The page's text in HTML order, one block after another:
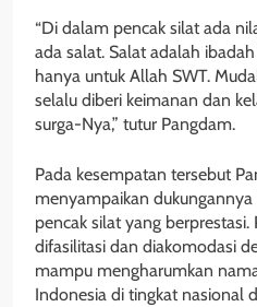
“Di dalam pencak silat ada
ada salat. Salat adalah
hanya untuk Allah SWT.
selalu diberi keimanan dan
surga-Nya,” tutur Pangdam.
Pada kesempatan tersebut
menyampaikan
pencak silat yang
difasilitasi dan diakomodasi
mampu mengharumkan
Indonesia di tingkat nasional